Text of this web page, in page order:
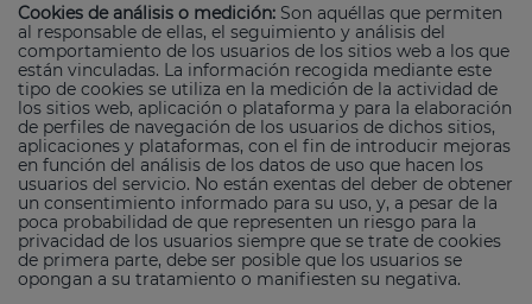
Cookies de análisis o medición: Son aquéllas que permiten
al responsable de ellas, el seguimiento y análisis del
comportamiento de los usuarios de los sitios web a los que
están vinculadas. La información recogida mediante este
tipo de cookies se utiliza en la medición de la actividad de
los sitios web, aplicación o plataforma y para la elaboración
de perfiles de navegación de los usuarios de dichos sitios,
aplicaciones y plataformas, con el fin de introducir mejoras
en función del análisis de los datos de uso que hacen los
usuarios del servicio. No están exentas del deber de obtener
un consentimiento informado para su uso, y, a pesar de la
poca probabilidad de que representen un riesgo para la
privacidad de los usuarios siempre que se trate de cookies
de primera parte, debe ser posible que los usuarios se
opongan a su tratamiento o manifiesten su negativa.